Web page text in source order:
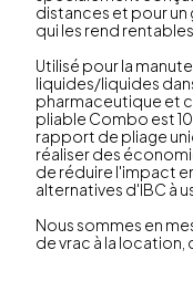
distances et pour
qui les rend
Utilisé pour la
liquides/liquides
pharmaceutique et
pliable Combo est
rapport de pliage
réaliser des
de réduire l'impact
alternatives d'IBC à
Nous sommes en
de vrac à la